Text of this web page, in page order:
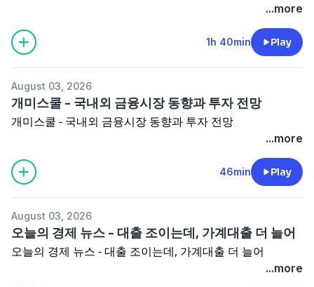
...more
1h 40min Play
August 03, 2026
개미스쿨 - 국내외 금융시장 동향과 투자 전망
개미스쿨 - 국내외 금융시장 동향과 투자 전망
...more
46min Play
August 03, 2026
오늘의 경제 뉴스 - 대출 조이는데, 가계대출 더 늘어
오늘의 경제 뉴스 - 대출 조이는데, 가계대출 더 늘어
...more